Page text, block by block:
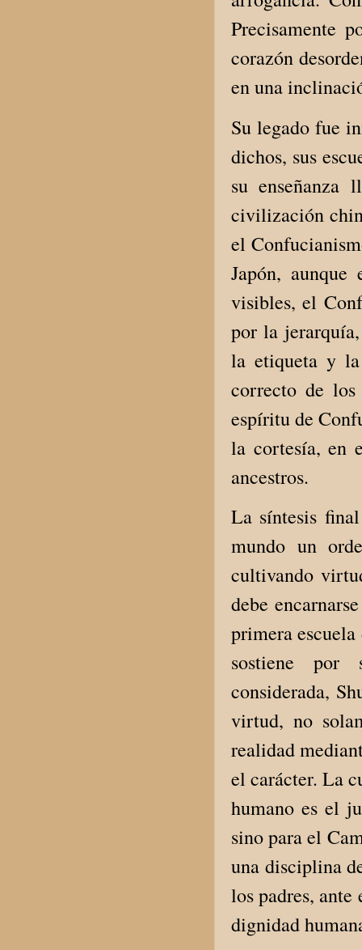
Precisamente
corazón
en una
Su legado fue
dichos, sus
su enseñanza
civilización
el
Japón,
visibles, el
por la
la etiqueta y
correcto de
espíritu de
la cortesía, en
ancestros.
La síntesis
mundo un
cultivando
debe
primera
sostiene por
considerada,
virtud, no
realidad
el carácter. La
humano es el
sino para el
una disciplina
los padres,
dignidad